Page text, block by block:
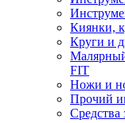
Киянки,
Круги и
FIT
Ножи и
Прочий
Средства